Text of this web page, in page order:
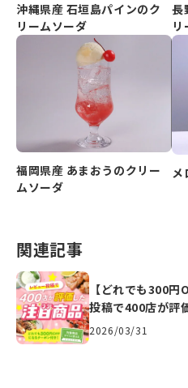
沖縄県産 石垣島パインのク
リームソーダ
長
福岡県産 あまおうのクリー
ムソーダ
メ
関連記事
【どれでも300
投稿で400店が評
2026/03/31